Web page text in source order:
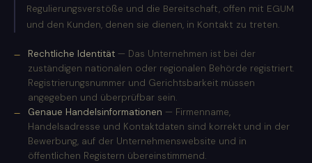
Regulierungsverstöße und die Bereitschaft, offen mit EGUM
und den Kunden, denen sie dienen, in Kontakt zu treten.
Rechtliche Identität — Das Unternehmen ist bei der
zuständigen nationalen oder regionalen Behörde registriert.
Registrierungsnummer und Gerichtsbarkeit müssen
angegeben und überprüfbar sein.
Genaue Handelsinformationen — Firmenname,
Handelsadresse und Kontaktdaten sind korrekt und in der
Bewerbung, auf der Unternehmenswebsite und in
öffentlichen Registern übereinstimmend.